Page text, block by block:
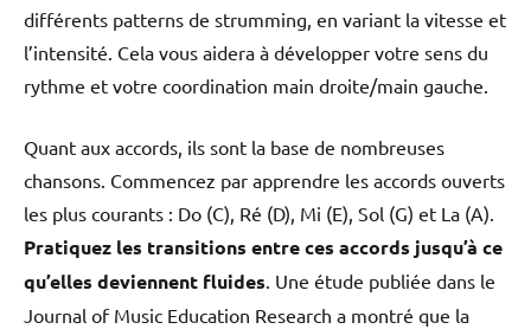
différents patterns de strumming, en variant la vitesse et
l’intensité. Cela vous aidera à développer votre sens du
rythme et votre coordination main droite/main gauche.
Quant aux accords, ils sont la base de nombreuses
chansons. Commencez par apprendre les accords ouverts
les plus courants : Do (C), Ré (D), Mi (E), Sol (G) et La (A).
Pratiquez les transitions entre ces accords jusqu’à ce
qu’elles deviennent fluides. Une étude publiée dans le
Journal of Music Education Research a montré que la